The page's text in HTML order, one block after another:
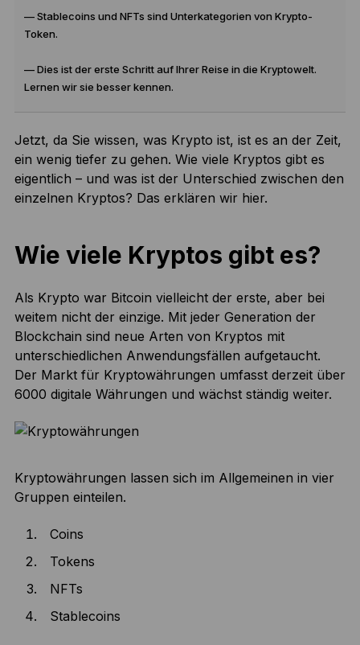
— Stablecoins und NFTs sind Unterkategorien von Krypto-
Token.
— Dies ist der erste Schritt auf Ihrer Reise in die Kryptowelt.
Lernen wir sie besser kennen.
Jetzt, da Sie wissen, was Krypto ist, ist es an der Zeit,
ein wenig tiefer zu gehen. Wie viele Kryptos gibt es
eigentlich – und was ist der Unterschied zwischen den
einzelnen Kryptos? Das erklären wir hier.
Wie viele Kryptos gibt es?
Als Krypto war Bitcoin vielleicht der erste, aber bei
weitem nicht der einzige. Mit jeder Generation der
Blockchain sind neue Arten von Kryptos mit
unterschiedlichen Anwendungsfällen aufgetaucht.
Der Markt für Kryptowährungen umfasst derzeit über
6000 digitale Währungen und wächst ständig weiter.
Kryptowährungen lassen sich im Allgemeinen in vier
Gruppen einteilen.
Coins
Tokens
NFTs
Stablecoins